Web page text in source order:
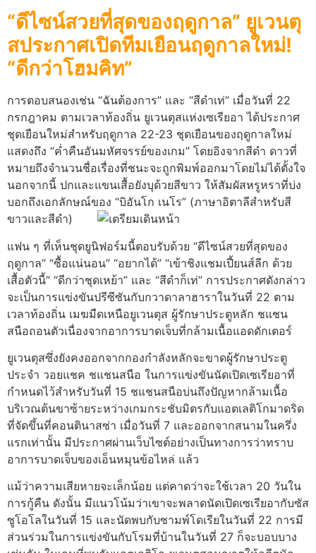
“ดีไซน์สวยที่สุดของฤดูกาล” ยูเวนตุ
สประกาศเปิดทีมเยือนฤดูกาลใหม่!
“ดีกว่าโฮมคิท”
การตอบสนองเช่น “ฉันต้องการ” และ “สีดำเท่” เมื่อวันที่ 22
กรกฎาคม ตามเวลาท้องถิ่น ยูเวนตุสแห่งเซเรียอา ได้ประกาศ
ชุดเยือนใหม่สำหรับฤดูกาล 22-23 ชุดเยือนของฤดูกาลใหม่
แสดงถึง “ค่ำคืนอันมหัศจรรย์ของเกม” โดยอิงจากสีดำ ดาวที่
หมายถึงจำนวนชื่อเรื่องที่ชนะจะถูกพิมพ์ออกมาโดยไม่ได้ตั้งใจ
นอกจากนี้ ปกและแขนเสื้อยังบุด้วยสีขาว ให้สัมผัสหรูหราที่บ่ง
บอกถึงเอกลักษณ์ของ “บิอันโก เนโร” (ภาษาอิตาลีสำหรับสี
ขาวและสีดำ)
แฟน ๆ ที่เห็นชุดยูนิฟอร์มนี้ตอบรับด้วย “ดีไซน์สวยที่สุดของ
ฤดูกาล” “ซื้อแน่นอน” “อยากได้” “เข้าชิงแชมเปี้ยนส์ลีก ด้วย
เสื้อตัวนี้” “ดีกว่าชุดเหย้า” และ “สีดำก็เท่” การประกาศดังกล่าว
จะเป็นการแข่งขันปรีซีซันกับกวาดาลาฮาราในวันที่ 22 ตาม
เวลาท้องถิ่น เมฆมืดเหนือยูเวนตุส ผู้รักษาประตูหลัก ชแชน
สนือถอนตัวเนื่องจากอาการบาดเจ็บที่กล้ามเนื้อแอดดักเตอร์
ยูเวนตุสซึ่งยังคงออกจากกองกำลังหลักจะขาดผู้รักษาประตู
ประจำ วอยแชค ชแชนสนือ ในการแข่งขันนัดเปิดเซเรียอาที่
กำหนดไว้สำหรับวันที่ 15 ชแชนสนือบ่นถึงปัญหากล้ามเนื้อ
บริเวณต้นขาซ้ายระหว่างเกมกระชับมิตรกับแอตเลติโกมาดริด
ที่จัดขึ้นที่คอนตินาสซ่า เมื่อวันที่ 7 และออกจากสนามในครึ่ง
แรกเท่านั้น มีประกาศผ่านเว็บไซต์อย่างเป็นทางการว่าทราบ
อาการบาดเจ็บของเอ็นหมุนข้อไหล่ แล้ว
แม้ว่าความเสียหายจะเล็กน้อย แต่คาดว่าจะใช้เวลา 20 วันใน
การกู้คืน ดังนั้น มีแนวโน้มว่าเขาจะพลาดนัดเปิดเซเรียอากับซัส
ซูโอโลในวันที่ 15 และนัดพบกับซามพ์โดเรียในวันที่ 22 การมี
ส่วนร่วมในการแข่งขันกับโรมที่บ้านในวันที่ 27 ก็จะบอบบาง